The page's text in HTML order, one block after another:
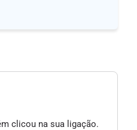
clicou na sua ligação.